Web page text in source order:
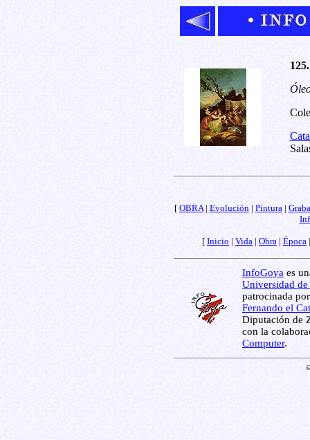
[ OBRA| Evolución| Pintura|
[ Inicio | Vida | Obra | Época
InfoGoya es
Universidad de
patrocinada
Fernando el
Diputación de
con la
Computer.